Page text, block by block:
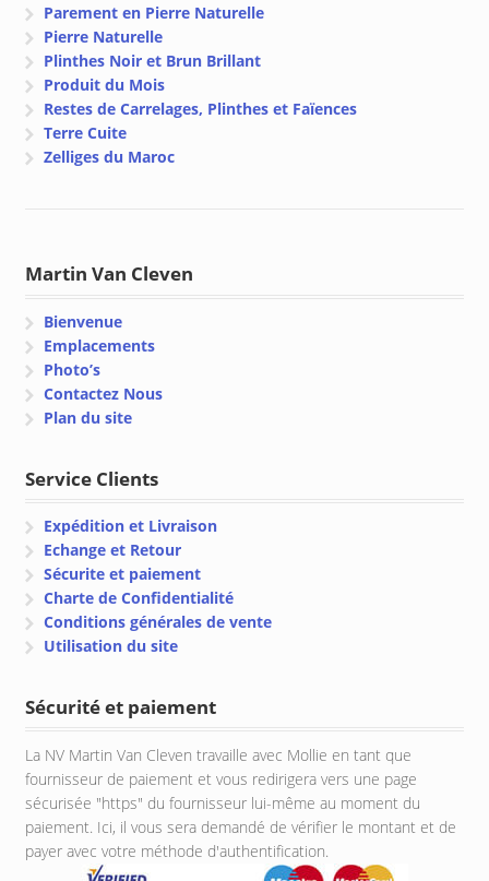
Parement en Pierre Naturelle
Pierre Naturelle
Plinthes Noir et Brun Brillant
Produit du Mois
Restes de Carrelages, Plinthes et Faïences
Terre Cuite
Zelliges du Maroc
Martin Van Cleven
Bienvenue
Emplacements
Photo’s
Contactez Nous
Plan du site
Service Clients
Expédition et Livraison
Echange et Retour
Sécurite et paiement
Charte de Confidentialité
Conditions générales de vente
Utilisation du site
Sécurité et paiement
La NV Martin Van Cleven travaille avec Mollie en tant que
fournisseur de paiement et vous redirigera vers une page
sécurisée "https" du fournisseur lui-même au moment du
paiement. Ici, il vous sera demandé de vérifier le montant et de
payer avec votre méthode d'authentification.